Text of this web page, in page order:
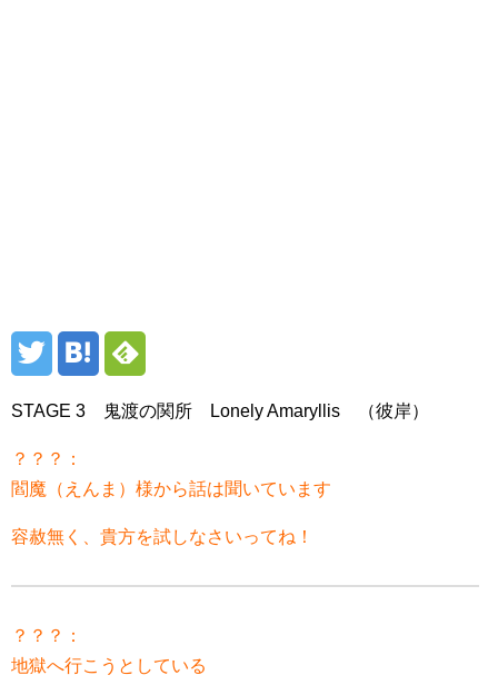
STAGE 3 鬼渡の関所 Lonely Amaryllis （彼岸）
？？？：
閻魔（えんま）様から話は聞いています
容赦無く、貴方を試しなさいってね！
？？？：
地獄へ行こうとしている